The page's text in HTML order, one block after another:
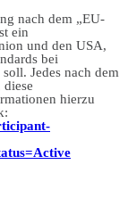
nach dem „EU-
ein
und den USA,
bei
Jedes nach dem
hierzu